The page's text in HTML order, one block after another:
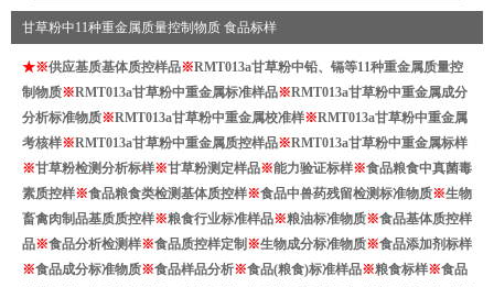
甘草粉中11种重金属质量控制物质 食品标样
★※供应基质基体质控样品※RMT013a甘草粉中铅、镉等11种重金属质量控
制物质※RMT013a甘草粉中重金属标准样品※RMT013a甘草粉中重金属成分
分析标准物质※RMT013a甘草粉中重金属校准样※RMT013a甘草粉中重金属
考核样※RMT013a甘草粉中重金属质控样品※RMT013a甘草粉中重金属标样
※甘草粉检测分析标样※甘草粉测定样品※能力验证标样※食品粮食中真菌毒
素质控样※食品粮食类检测基体质控样※食品中兽药残留检测标准物质※生物
畜禽肉制品基质质控样※粮食行业标准样品※粮油标准物质※食品基体质控样
品※食品分析检测样※食品质控样定制 ※生物成分标准物质※食品添加剂标样
※食品成分标准物质※食品样品分析※食品(粮食)标准样品※粮食标样※食品